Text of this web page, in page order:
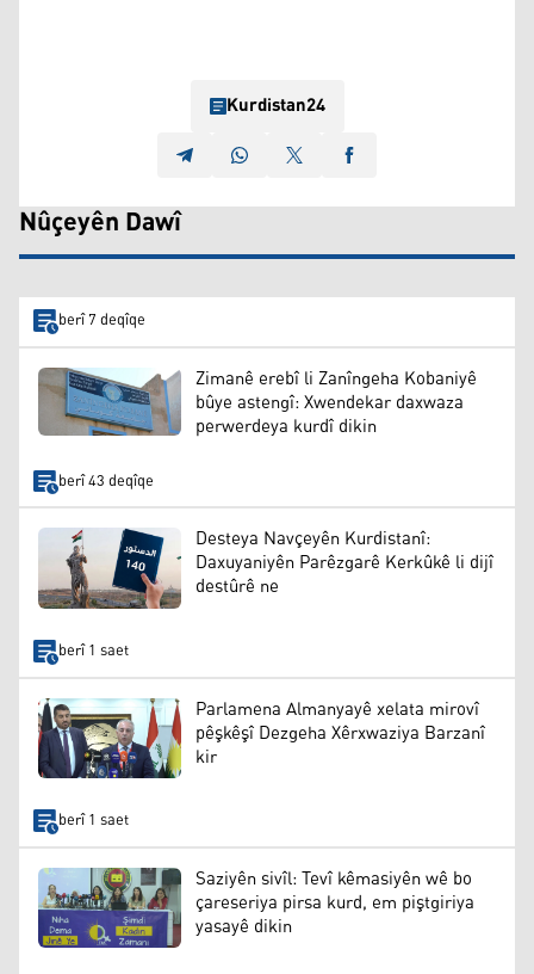
Kurdistan24
Nûçeyên Dawî
berî 7 deqîqe
Zimanê erebî li Zanîngeha Kobaniyê
bûye astengî: Xwendekar daxwaza
perwerdeya kurdî dikin
berî 43 deqîqe
Desteya Navçeyên Kurdistanî:
Daxuyaniyên Parêzgarê Kerkûkê li dijî
destûrê ne
berî 1 saet
Parlamena Almanyayê xelata mirovî
pêşkêşî Dezgeha Xêrxwaziya Barzanî
kir
berî 1 saet
Saziyên sivîl: Tevî kêmasiyên wê bo
çareseriya pirsa kurd, em piştgiriya
yasayê dikin